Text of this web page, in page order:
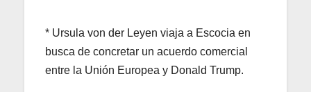
* Ursula von der Leyen viaja a Escocia en
busca de concretar un acuerdo comercial
entre la Unión Europea y Donald Trump.